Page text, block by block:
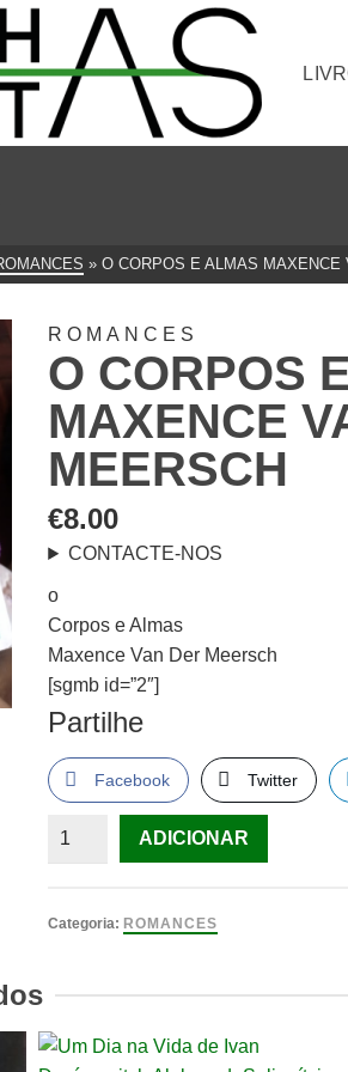
» O CORPOS E ALMAS MAXENCE
ROMANCES
O CORPOS
MAXENCE
MEERSCH
€8.00
CONTACTE-NOS
o
Corpos e Almas
Maxence Van Der Meersch
[sgmb id=”2″]
Partilhe
Facebook Twitter
Quantidade
Corpos
Van
Der
ADICIONAR
Categoria: ROMANCES